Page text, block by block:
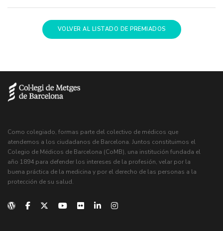
VOLVER AL LISTADO DE PREMIADOS
Como colegiado, formas parte del colectivo de médicos que
atendemos a los ciudadanos de Barcelona. Juntos constituimos el
Colegio de Médicos de Barcelona (CoMB), una institución fundada el
año 1894 para defender los intereses de la profesión, velar por la
buena práctica de la medicina y por el derecho de las personas a la
protección de su salud.